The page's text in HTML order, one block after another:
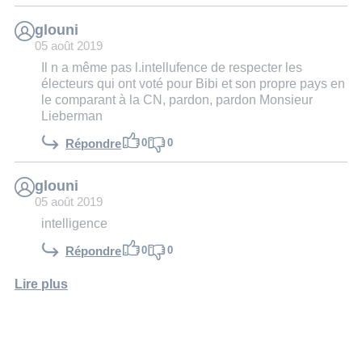
glouni
05 août 2019
Il n a même pas l.intellufence de respecter les
électeurs qui ont voté pour Bibi et son propre pays en
le comparant à la CN, pardon, pardon Monsieur
Lieberman
Répondre 0 0
glouni
05 août 2019
intelligence
Répondre 0 0
Lire plus